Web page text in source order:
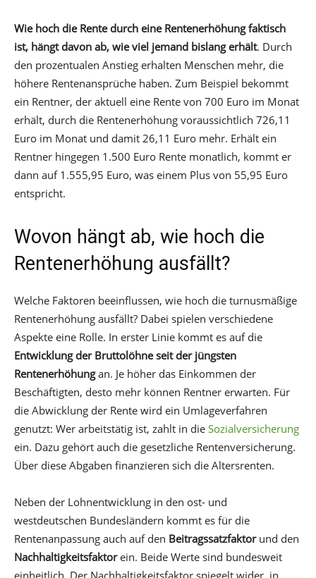
Wie hoch die Rente durch eine Rentenerhöhung faktisch
ist, hängt davon ab, wie viel jemand bislang erhält. Durch
den prozentualen Anstieg erhalten Menschen mehr, die
höhere Rentenansprüche haben. Zum Beispiel bekommt
ein Rentner, der aktuell eine Rente von 700 Euro im Monat
erhält, durch die Rentenerhöhung voraussichtlich 726,11
Euro im Monat und damit 26,11 Euro mehr. Erhält ein
Rentner hingegen 1.500 Euro Rente monatlich, kommt er
dann auf 1.555,95 Euro, was einem Plus von 55,95 Euro
entspricht.
Wovon hängt ab, wie hoch die
Rentenerhöhung ausfällt?
Welche Faktoren beeinflussen, wie hoch die turnusmäßige
Rentenerhöhung ausfällt? Dabei spielen verschiedene
Aspekte eine Rolle. In erster Linie kommt es auf die
Entwicklung der Bruttolöhne seit der jüngsten
Rentenerhöhungan. Je höher das Einkommen der
Beschäftigten, desto mehr können Rentner erwarten. Für
die Abwicklung der Rente wird ein Umlageverfahren
genutzt: Wer arbeitstätig ist, zahlt in die Sozialversicherung
ein. Dazu gehört auch die gesetzliche Rentenversicherung.
Über diese Abgaben finanzieren sich die Altersrenten.
Neben der Lohnentwicklung in den ost- und
westdeutschen Bundesländern kommt es für die
Rentenanpassung auch auf den Beitragssatzfaktor und den
Nachhaltigkeitsfaktorein. Beide Werte sind bundesweit